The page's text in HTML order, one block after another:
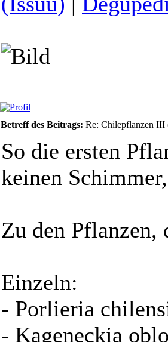
Betreff des Beitrags: Re: Chilepflanzen
So die ersten
keinen
Zu den Pflanzen,
Einzeln:
- Porlieria
- Kageneckia